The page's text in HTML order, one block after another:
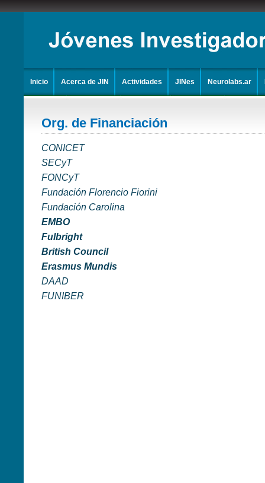
Org. de Financiación
CONICET
SECyT
FONCyT
Fundación Florencio Fiorini
Fundación Carolina
EMBO
Fulbright
British Council
Erasmus Mundis
DAAD
FUNIBER
Inicio Acerca de JIN Actividades JINes Neurolabs.ar